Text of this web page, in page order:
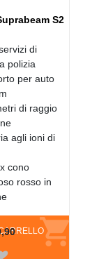
S2
di
polizia
per auto
di raggio
agli ioni di
cono
rosso in